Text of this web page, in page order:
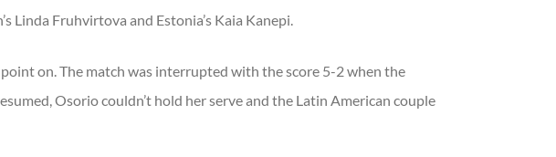
Linda Fruhvirtova and Estonia’s Kaia Kanepi.
on. The match was interrupted with the score 5-2 when the
Osorio couldn’t hold her serve and the Latin American couple